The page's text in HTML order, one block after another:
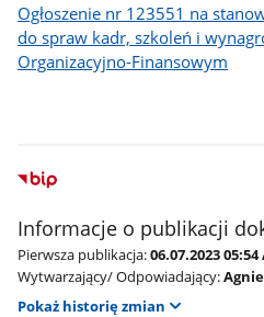
Ogłoszenie nr 123551 na
do spraw kadr, szkoleń i
Organizacyjno-Finansowym
Informacje o publikacji
Pierwsza publikacja:06.07.2023
Wytwarzający/ Odpowiadający:
Pokaż historię zmian